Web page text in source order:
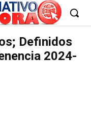
Definidos
2024-